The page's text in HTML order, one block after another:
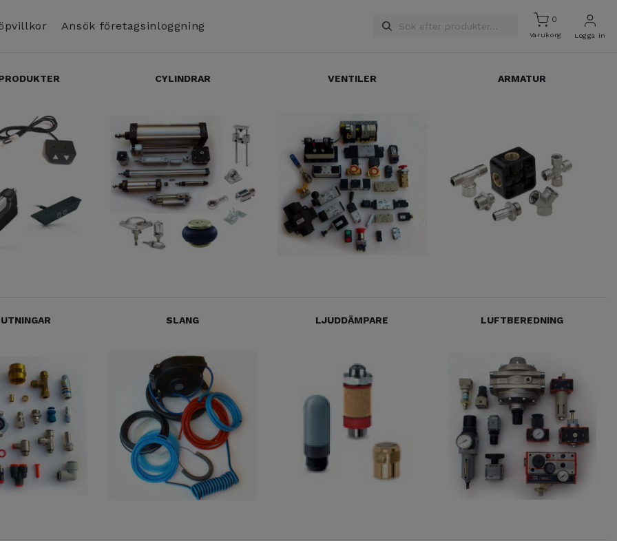
Ansök företagsinloggning 0
Varukorg Logga in
CYLINDRAR VENTILER ARMATUR
SLANG LJUDDÄMPARE LUFTBEREDNING